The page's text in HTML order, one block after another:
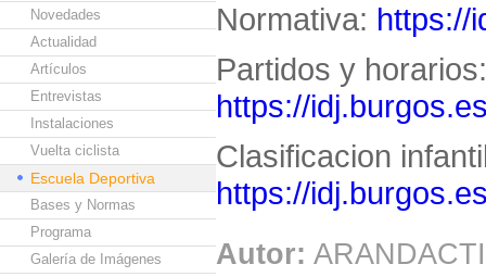
Novedades
Actualidad
Artículos
Entrevistas
Instalaciones
Vuelta ciclista
Escuela Deportiva
Bases y Normas
Programa
Galería de Imágenes
Normativa: https://
Partidos y horarios:
https://
Clasificacion
https://
Autor: